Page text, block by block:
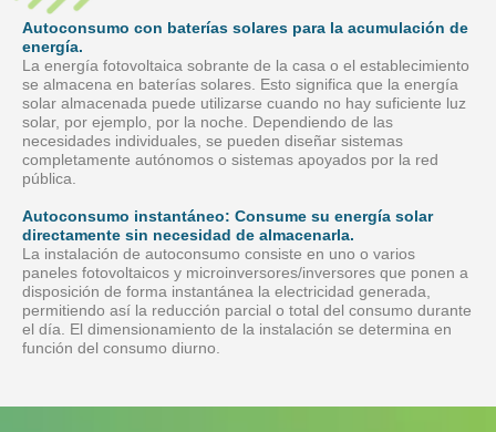
Autoconsumo con baterías solares para la acumulación de
energía.
La energía fotovoltaica sobrante de la casa o el establecimiento
se almacena en baterías solares. Esto significa que la energía
solar almacenada puede utilizarse cuando no hay suficiente luz
solar, por ejemplo, por la noche. Dependiendo de las
necesidades individuales, se pueden diseñar sistemas
completamente autónomos o sistemas apoyados por la red
pública.
Autoconsumo instantáneo: Consume su energía solar
directamente sin necesidad de almacenarla.
La instalación de autoconsumo consiste en uno o varios
paneles fotovoltaicos y microinversores/inversores que ponen a
disposición de forma instantánea la electricidad generada,
permitiendo así la reducción parcial o total del consumo durante
el día. El dimensionamiento de la instalación se determina en
función del consumo diurno.